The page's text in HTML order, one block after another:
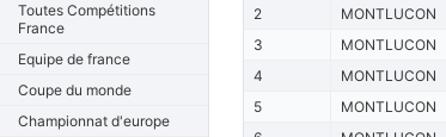
Toutes Compétitions
France
Equipe de france
Coupe du monde
Championnat d'europe
2
MONTLUCON
3
MONTLUCON
4
MONTLUCON
5
MONTLUCON